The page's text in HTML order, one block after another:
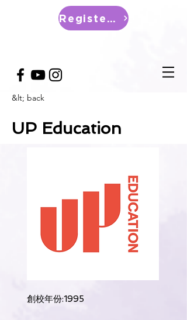
Register Now
&lt; back
UP Education
創校年份:1995